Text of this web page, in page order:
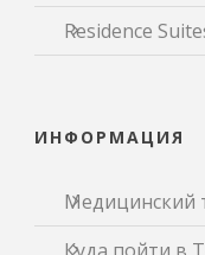
Residence
ИНФОРМАЦИЯ
Медицинский